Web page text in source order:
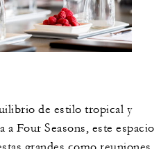
de estilo tropical y
a Four Seasons, este espacio